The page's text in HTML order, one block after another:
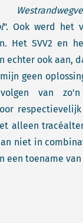
". Ook werd het
Het SVV2 en
echter ook aan,
geen
van
alleen
niet in
toename